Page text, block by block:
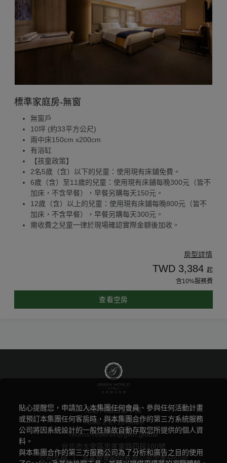
標準家庭房-無窗
無窗戶
10坪 (約33平方公尺)
兩中床150cm x200cm
有浴缸
【孩童政策】
2名5歲（含）以下的兒童：使用現有床鋪免費。
6歲（含）至11歲的兒童：使用現有床鋪每晚300元（皆不
加床，不含早餐），早餐另購每天150元。
12歲（含）以上的兒童：使用現有床鋪每晚800元（皆不
加床，不含早餐），早餐另購每天300元。
需收費之兒童一律於現場確認實際金額後加收。
房型詳情
TWD 3,384 起
含10%服務費
查看空房
洛碁大飯店忠孝館
+886-2-2711-6869
rooms-reserve@gwh.global
台北市大安區忠孝東路四段180號
公司名稱
| 洛碁實業股份有限公司忠孝分公司
貼心提醒您，申請加入本集團任何會員、參與任何活動計畫
或預訂本集團任何客房時，與本集團合作的第三方系統服務
公司將因系統設計的一般性緣故自動存取您所提供的個人資
料。
與本集團合作的第三方服務公司為了分析和廣告之目的使用